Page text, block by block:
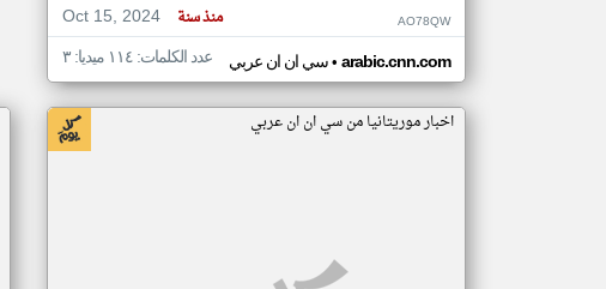
Oct 15, 2024
منذ سنة AO78QW
سي ان ان عربي• arabic.cnn.com عدد الكلمات: ١١٤ ميديا: ٣
اخبار موريتانيا من سي ان ان عربي